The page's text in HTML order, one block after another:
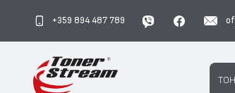
+359 894 487 789
Search